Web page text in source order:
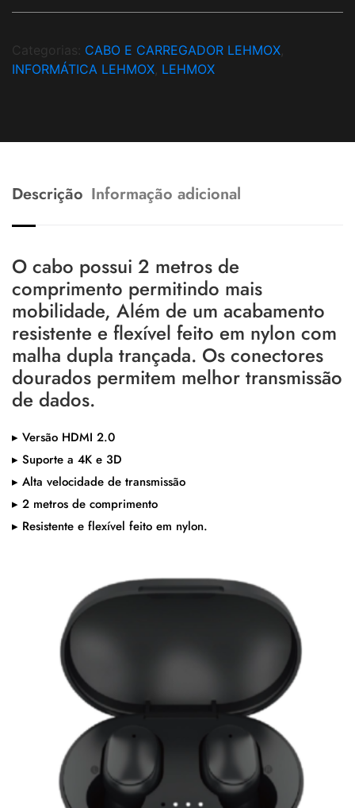
Categorias: CABO E CARREGADOR LEHMOX
INFORMÁTICA LEHMOX LEHMOX
Descrição Informação adicional
O cabo possui 2 metros de
comprimento permitindo mais
mobilidade, Além de um acabamento
resistente e flexível feito em nylon com
malha dupla trançada. Os conectores
dourados permitem melhor transmissão
de dados.
▸ Versão HDMI 2.0
▸ Suporte a 4K e 3D
▸ Alta velocidade de transmissão
▸ 2 metros de comprimento
▸ Resistente e flexível feito em nylon.